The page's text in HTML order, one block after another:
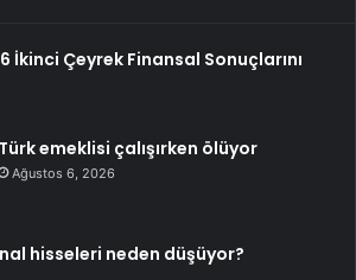
Çeyrek Finansal Sonuçlarını
Türk emeklisi çalışırken ölüyor
Ağustos 6, 2026
hisseleri neden düşüyor?